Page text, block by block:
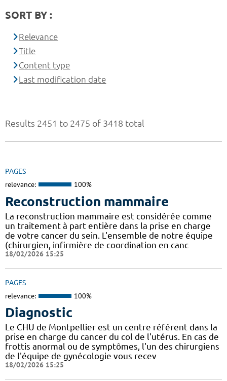
Results 2451 to 2475 of 3418 total
PAGES
relevance: 100%
Reconstruction mammaire
La reconstruction mammaire est considérée comme
un traitement à part entière dans la prise en charge
de votre cancer du sein. L'ensemble de notre équipe
(chirurgien, infirmière de coordination en canc
18/02/2026 15:25
PAGES
relevance: 100%
Diagnostic
Le CHU de Montpellier est un centre référent dans la
prise en charge du cancer du col de l'utérus. En cas de
frottis anormal ou de symptômes, l'un des chirurgiens
de l'équipe de gynécologie vous recev
18/02/2026 15:25
SORT BY :
Relevance
Title
Content type
Last modification date